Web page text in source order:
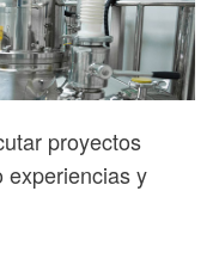
proyectos
experiencias y